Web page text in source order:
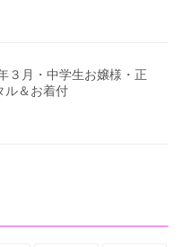
３月・中学生お嬢様・正
ル＆お着付